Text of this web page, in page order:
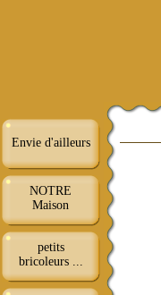
Envie d'ailleurs
NOTRE
Maison
petits
bricoleurs ...